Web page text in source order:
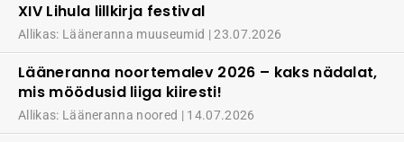
XIV Lihula lillkirja festival
Allikas: Lääneranna muuseumid 23.07.2026
Lääneranna noortemalev 2026 – kaks nädalat,
mis möödusid liiga kiiresti!
Allikas: Lääneranna noored 14.07.2026